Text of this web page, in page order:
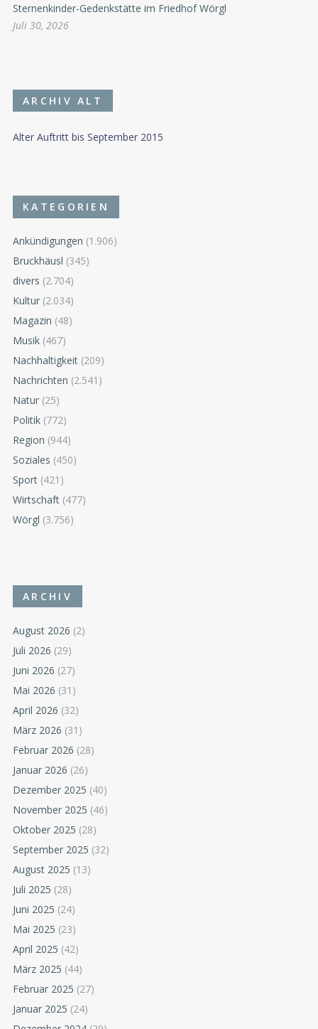
Sternenkinder-Gedenkstätte im Friedhof Wörgl
Juli 30, 2026
ARCHIV ALT
Alter Auftritt bis September 2015
KATEGORIEN
Ankündigungen (1.906)
Bruckhäusl (345)
divers (2.704)
Kultur (2.034)
Magazin (48)
Musik (467)
Nachhaltigkeit (209)
Nachrichten (2.541)
Natur (25)
Politik (772)
Region (944)
Soziales (450)
Sport (421)
Wirtschaft (477)
Wörgl (3.756)
ARCHIV
August 2026 (2)
Juli 2026 (29)
Juni 2026 (27)
Mai 2026 (31)
April 2026 (32)
März 2026 (31)
Februar 2026 (28)
Januar 2026 (26)
Dezember 2025 (40)
November 2025 (46)
Oktober 2025 (28)
September 2025 (32)
August 2025 (13)
Juli 2025 (28)
Juni 2025 (24)
Mai 2025 (23)
April 2025 (42)
März 2025 (44)
Februar 2025 (27)
Januar 2025 (24)